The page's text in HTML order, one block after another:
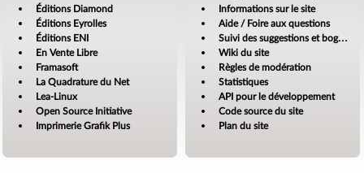
Éditions Diamond
Éditions Eyrolles
Éditions ENI
En Vente Libre
Framasoft
La Quadrature du Net
Lea-Linux
Open Source Initiative
Imprimerie Grafik Plus
Informations sur le site
Aide / Foire aux questions
Suivi des suggestions et bogues
Wiki du site
Règles de modération
Statistiques
API pour le développement
Code source du site
Plan du site